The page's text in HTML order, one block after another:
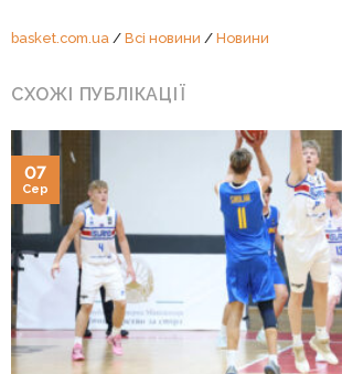
basket.com.ua / Всі новини / Новини
СХОЖІ ПУБЛІКАЦІЇ
07
Сер